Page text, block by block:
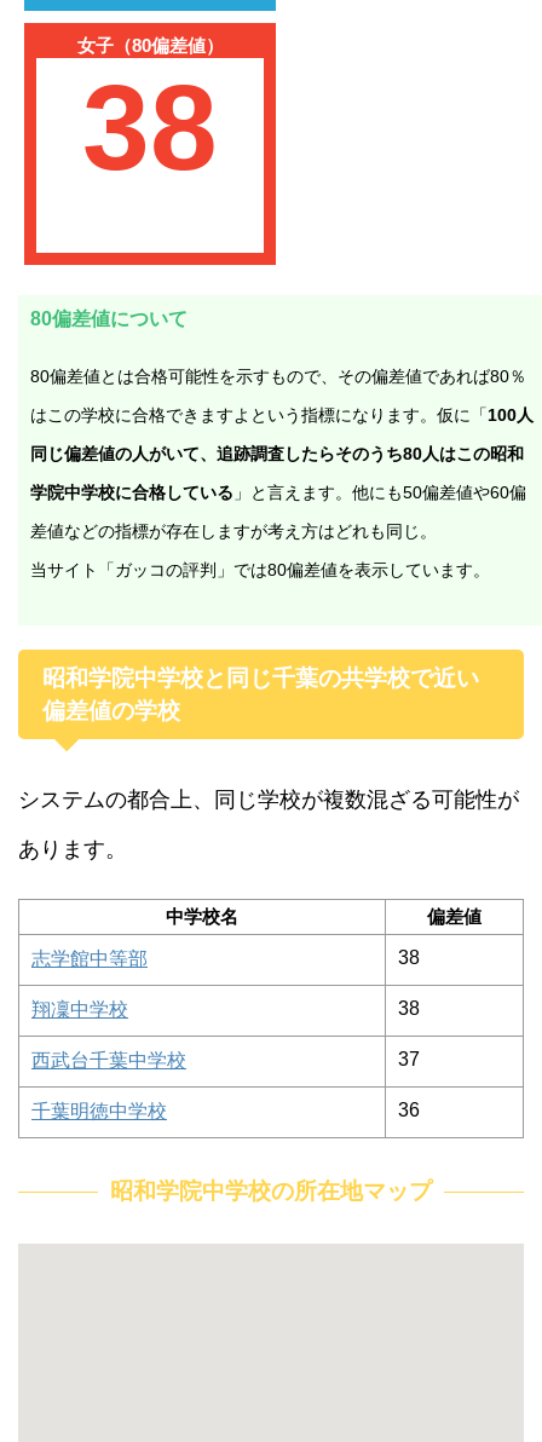
女子（80偏差値）
38
80偏差値について
80偏差値とは合格可能性を示すもので、その偏差値であれば80％
はこの学校に合格できますよという指標になります。仮に「100人
同じ偏差値の人がいて、追跡調査したらそのうち80人はこの昭和
学院中学校に合格している 」と言えます。他にも50偏差値や60偏
差値などの指標が存在しますが考え方はどれも同じ。
当サイト「ガッコの評判」では80偏差値を表示しています。
昭和学院中学校と同じ千葉の共学校で近い
偏差値の学校
システムの都合上、同じ学校が複数混ざる可能性が
あります。
中学校名 偏差値
志学館中等部 38
翔凜中学校 38
西武台千葉中学校 37
千葉明徳中学校 36
昭和学院中学校の所在地マップ